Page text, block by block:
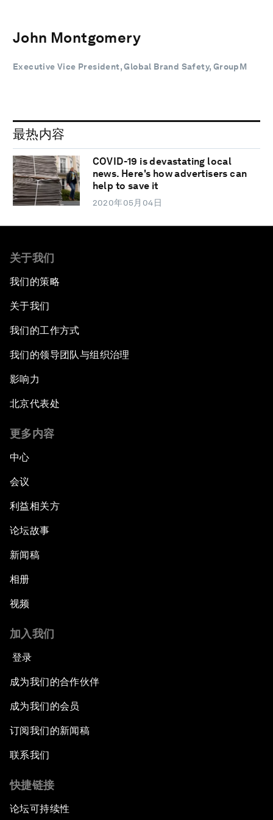
John Montgomery
Executive Vice President, Global Brand Safety, GroupM
最热内容
COVID-19 is devastating local
news. Here's how advertisers can
help to save it
2020年05月04日
关于我们
我们的策略
关于我们
我们的工作方式
我们的领导团队与组织治理
影响力
北京代表处
更多内容
中心
会议
利益相关方
论坛故事
新闻稿
相册
视频
加入我们
登录
成为我们的合作伙伴
成为我们的会员
订阅我们的新闻稿
联系我们
快捷链接
论坛可持续性